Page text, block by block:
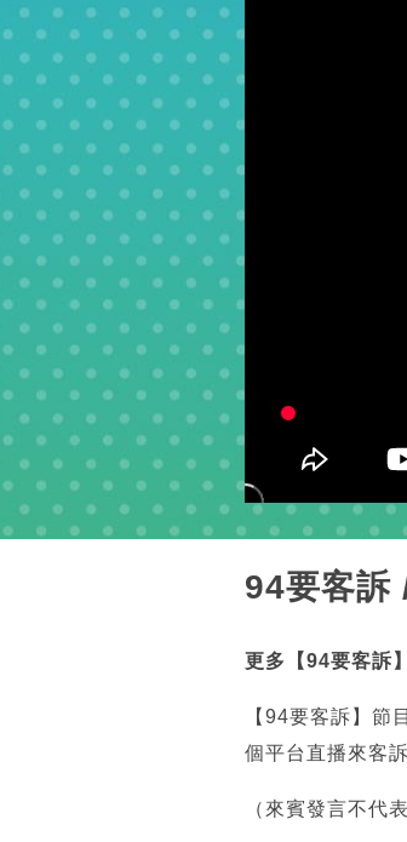
94要客訴
更多【94要客訴
【94要客訴】節
個平台直播來客
（來賓發言不代